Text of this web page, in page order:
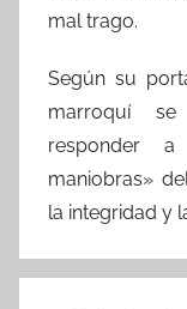
mal trago.
Según su
marroquí se
responder
maniobras»
la integridad y